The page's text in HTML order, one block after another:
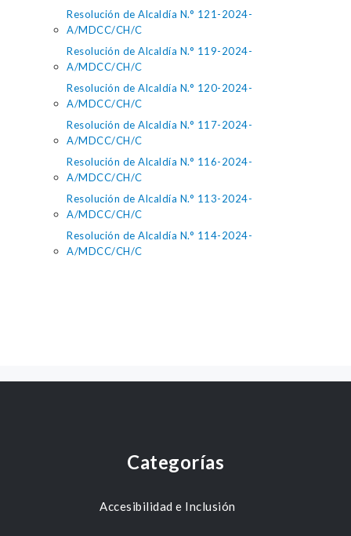
Resolución de Alcaldía N.° 121-2024-
A/MDCC/CH/C
Resolución de Alcaldía N.° 119-2024-
A/MDCC/CH/C
Resolución de Alcaldía N.° 120-2024-
A/MDCC/CH/C
Resolución de Alcaldía N.° 117-2024-
A/MDCC/CH/C
Resolución de Alcaldía N.° 116-2024-
A/MDCC/CH/C
Resolución de Alcaldía N.° 113-2024-
A/MDCC/CH/C
Resolución de Alcaldía N.° 114-2024-
A/MDCC/CH/C
Categorías
Accesibilidad e Inclusión